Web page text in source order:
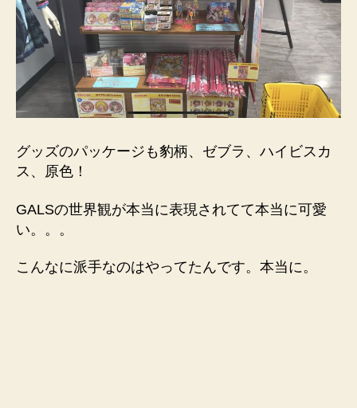
グッズのパッケージも豹柄、ゼブラ、ハイビスカ
ス、原色！
GALSの世界観が本当に表現されてて本当に可愛
い。。。
こんなに派手なのはやってたんです。本当に。